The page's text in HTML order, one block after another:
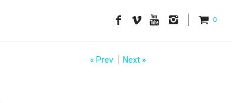
0
« Prev Next »